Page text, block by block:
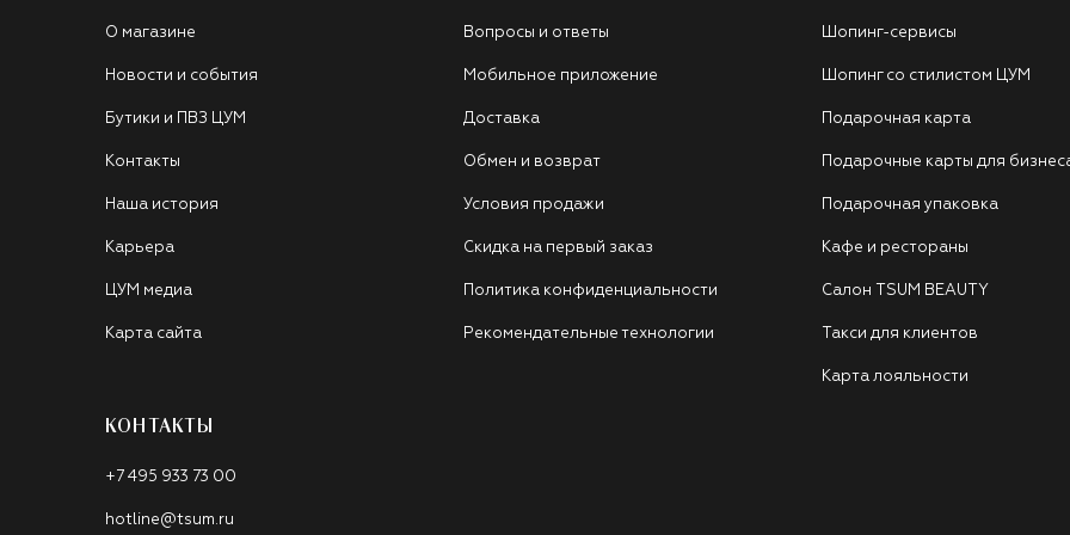
О магазине
Новости и события
Бутики и ПВЗ ЦУМ
Контакты
Наша история
Карьера
ЦУМ медиа
Карта сайта
Вопросы и ответы
Мобильное приложение
Доставка
Обмен и возврат
Условия продажи
Скидка на первый заказ
Политика конфиденциальности
Рекомендательные технологии
Шопинг-сервисы
Шопинг со стилистом ЦУМ
Подарочная карта
Подарочные карты для
Подарочная упаковка
Кафе и рестораны
Салон TSUM BEAUTY
Такси для клиентов
Карта лояльности
КОНТАКТЫ
+7 495 933 73 00
hotline@tsum.ru